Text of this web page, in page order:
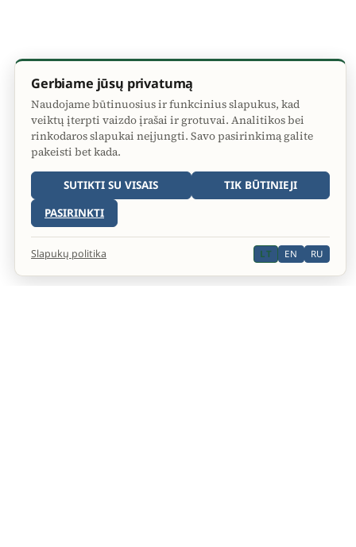
Gerbiame jūsų privatumą
Naudojame būtinuosius ir funkcinius slapukus, kad
veiktų įterpti vaizdo įrašai ir grotuvai. Analitikos bei
rinkodaros slapukai neįjungti. Savo pasirinkimą galite
pakeisti bet kada.
SUTIKTI SU VISAIS
TIK BŪTINIEJI
PASIRINKTI
Slapukų politika LT EN RU